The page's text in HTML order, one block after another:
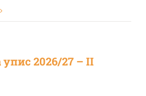
упис 2026/27 – II